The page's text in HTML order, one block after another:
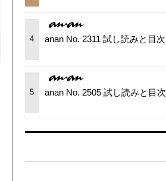
4 anan No. 2311 試し読みと目次
5 anan No. 2505 試し読みと目次